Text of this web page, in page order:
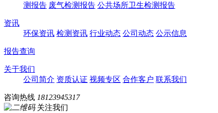
测报告 废气检测报告 公共场所卫生检测报告
资讯
环保资讯 检测资讯 行业动态 公司动态 公示信息
报告查询
关于我们
公司简介 资质认证 视频专区 合作客户 联系我们
咨询热线 18123945317
关注我们